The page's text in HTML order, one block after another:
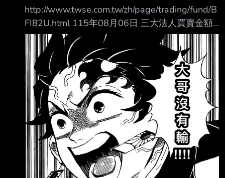
http://www.twse.com.tw/zh/page/trading/fund/B
FI82U.html 115年08月06日 三大法人買賣金額
統計表 單位名稱 買進金額(億元) 賣出金額(億元)
買賣差額(億元) 自營商(自行買賣) 107.11
186.16 自營商(避險) 249.75 311.82 投 信
223.97 135.41 +88.55 外資及陸資 3884.58
3864.38 +20.19 外資自營商 0 0 0
================================